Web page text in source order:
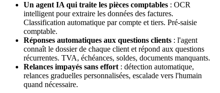
Un agent IA qui traite les pièces comptables : OCR
intelligent pour extraire les données des factures.
Classification automatique par compte et tiers. Pré-saisie
comptable.
Réponses automatiques aux questions clients : l'agent
connaît le dossier de chaque client et répond aux questions
récurrentes. TVA, échéances, soldes, documents manquants.
Relances impayés sans effort : détection automatique,
relances graduelles personnalisées, escalade vers l'humain
quand nécessaire.